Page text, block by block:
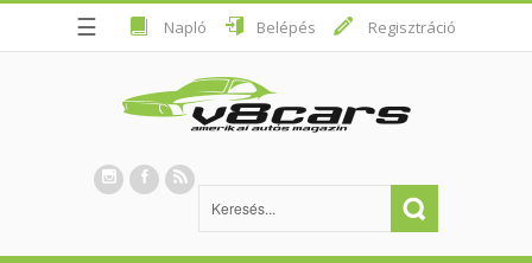
☰ Napló Belépés Regisztráció